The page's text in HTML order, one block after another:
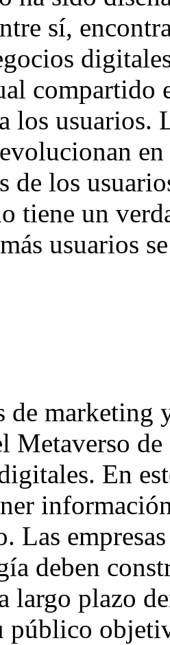
sí,
compartido
los usuarios.
de los
tiene un
usuarios
de marketing
Metaverso
En
Las
deben
largo plazo
público